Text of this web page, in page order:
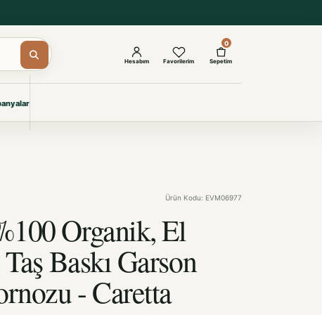
KURUMSAL ÇÖZÜMLER
Projelere özel, dayanıklı tekstil
seçkileri.
Hesabım Favorilerim
0
Sepetim
Ürün Kodu: EVM06977
Organik, El
Baskı Garson
- Caretta